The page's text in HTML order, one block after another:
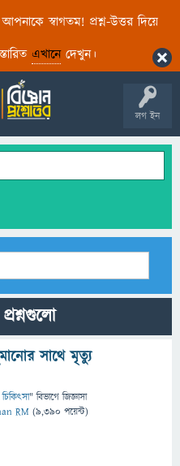
আপনাকে স্বাগতম! প্রশ্ন-উত্তর দিয়ে
এখানেদেখুন।
লগ ইন
সাথে মৃত্যু
চিকিৎসা" বিভাগে জিজ্ঞাসা
RM (9,390 পয়েন্ট)